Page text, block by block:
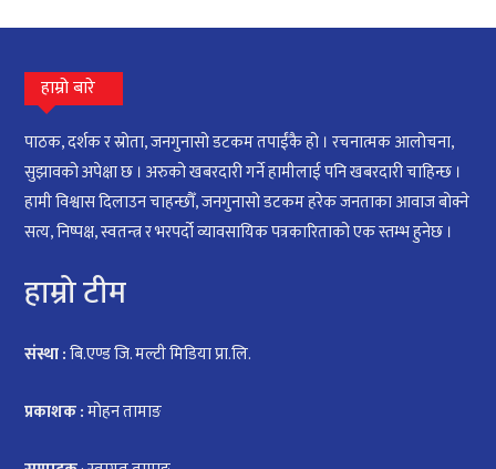
हाम्रो बारे
पाठक, दर्शक र स्रोता, जनगुनासो डटकम तपाईंकै हो । रचनात्मक आलोचना,
सुझावको अपेक्षा छ । अरुको खबरदारी गर्ने हामीलाई पनि खबरदारी चाहिन्छ ।
हामी विश्वास दिलाउन चाहन्छौँ, जनगुनासो डटकम हरेक जनताका आवाज बोक्ने
सत्य, निष्पक्ष, स्वतन्त्र र भरपर्दो व्यावसायिक पत्रकारिताको एक स्तम्भ हुनेछ ।
हाम्रो टीम
संस्था :बि.एण्ड जि. मल्टी मिडिया प्रा.लि.
प्रकाशक :मोहन तामाङ